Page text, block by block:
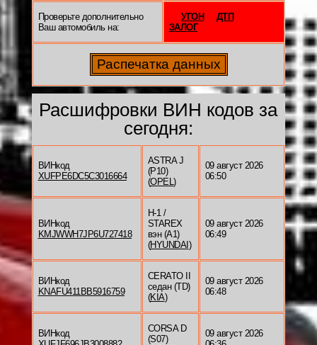
Проверьте дополнительно
Ваш автомобиль на:
УГОН
ДТП
ЗАЛОГ
Расшифровки ВИН кодов за
сегодня:
ВИНкод
XUFPE6DC5C3016664
ASTRA J
(P10)
(OPEL)
09 август 2026
06:50
ВИНкод
KMJWWH7JP6U727418
H-1 /
STAREX
вэн (A1)
(HYUNDAI )
09 август 2026
06:49
ВИНкод
KNAFU411BB5916759
CERATO II
седан (TD)
(KIA)
09 август 2026
06:48
ВИНкод
CORSA D
(S07)
09 август 2026